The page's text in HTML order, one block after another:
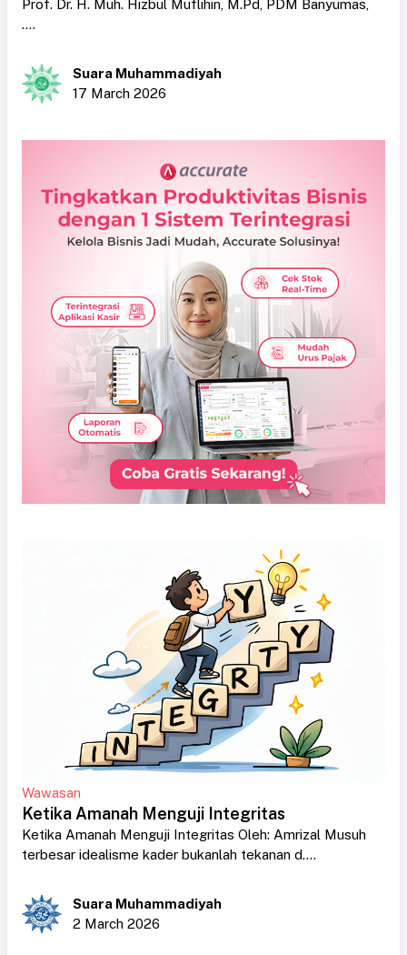
Prof. Dr. H. Muh. Hizbul Muflihin, M.Pd, PDM Banyumas,
....
Suara Muhammadiyah
17 March 2026
Wawasan
Ketika Amanah Menguji Integritas
Ketika Amanah Menguji Integritas Oleh: Amrizal Musuh
terbesar idealisme kader bukanlah tekanan d....
Suara Muhammadiyah
2 March 2026